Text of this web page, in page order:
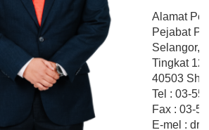
Alamat
Pejabat
Selangor,
Tingkat
40503
Tel : 03-
Fax : 03-
E-mel :